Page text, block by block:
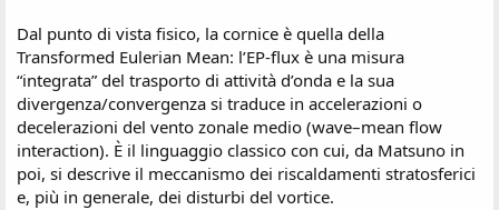
Dal punto di vista fisico, la cornice è quella della
Transformed Eulerian Mean: l’EP-flux è una misura
“integrata” del trasporto di attività d’onda e la sua
divergenza/convergenza si traduce in accelerazioni o
decelerazioni del vento zonale medio (wave–mean flow
interaction). È il linguaggio classico con cui, da Matsuno in
poi, si descrive il meccanismo dei riscaldamenti stratosferici
e, più in generale, dei disturbi del vortice.